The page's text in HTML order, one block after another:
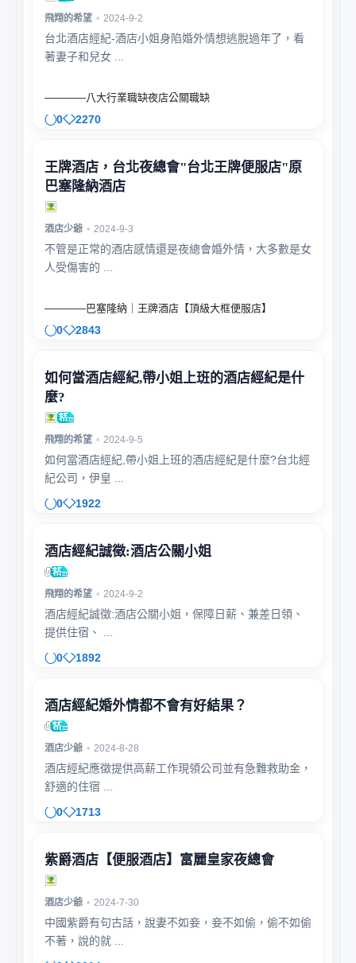
飛翔的希望 • 2024-9-2
台北酒店經紀-酒店小姐身陷婚外情想逃脫過年了，看
著妻子和兒女 ...
————八大行業職缺夜店公關職缺
0 2270
王牌酒店，台北夜總會"台北王牌便服店"原
巴塞隆納酒店
酒店少爺 • 2024-9-3
不管是正常的酒店感情還是夜總會婚外情，大多數是女
人受傷害的 ...
————巴塞隆納｜王牌酒店【頂級大框便服店】
0 2843
如何當酒店經紀,帶小姐上班的酒店經紀是什
麼?
飛翔的希望 • 2024-9-5
如何當酒店經紀,帶小姐上班的酒店經紀是什麼?台北經
紀公司，伊皇 ...
0
1922
酒店經紀誠徵:酒店公關小姐
飛翔的希望 • 2024-9-2
酒店經紀誠徵:酒店公關小姐，保障日薪、兼差日領、
提供住宿、 ...
0
1892
酒店經紀婚外情都不會有好結果？
酒店少爺 • 2024-8-28
酒店經紀應徵提供高薪工作現領公司並有急難救助金，
舒適的住宿 ...
0
1713
紫爵酒店【便服酒店】富麗皇家夜總會
酒店少爺 • 2024-7-30
中國紫爵有句古話，說妻不如妾，妾不如偷，偷不如偷
不著，說的就 ...